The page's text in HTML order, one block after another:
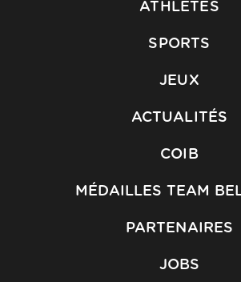
ATHLETES
SPORTS
JEUX
ACTUALITÉS
COIB
MÉDAILLES TEAM
PARTENAIRES
JOBS